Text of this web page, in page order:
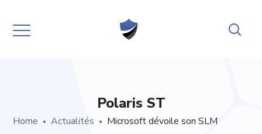
Polaris ST
Home Actualités
Microsoft dévoile son SLM